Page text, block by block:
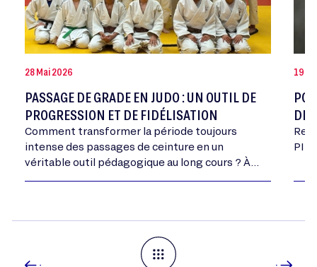
28 Mai 2026
PASSAGE DE GRADE EN JUDO : UN OUTIL DE
PROGRESSION ET DE FIDÉLISATION
Comment transformer la période toujours
intense des passages de ceinture en un
véritable outil pédagogique au long cours ? À
19
DE